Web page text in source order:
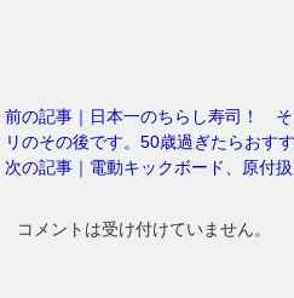
前の記事｜日本一のちらし寿司！
リのその後です。50歳過ぎたらおすす
次の記事｜電動キックボード、原付
コメントは受け付けていません。